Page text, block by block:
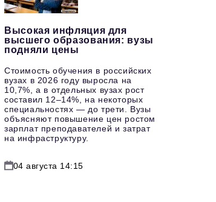
Высокая инфляция для
высшего образования: вузы
подняли цены
Стоимость обучения в российских
вузах в 2026 году выросла на
10,7%, а в отдельных вузах рост
составил 12–14%, на некоторых
специальностях — до трети. Вузы
объясняют повышение цен ростом
зарплат преподавателей и затрат
на инфраструктуру.
04 августа 14:15